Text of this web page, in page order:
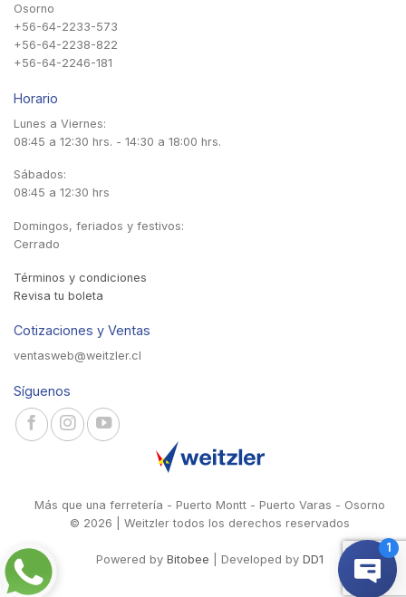
Osorno
+56-64-2233-573
+56-64-2238-822
+56-64-2246-181
Horario
Lunes a Viernes:
08:45 a 12:30 hrs. - 14:30 a 18:00 hrs.
Sábados:
08:45 a 12:30 hrs
Domingos, feriados y festivos:
Cerrado
Términos y condiciones
Revisa tu boleta
Cotizaciones y Ventas
ventasweb@weitzler.cl
Síguenos
Más que una ferretería - Puerto Montt - Puerto Varas - Osorno
© 2026 | Weitzler todos los derechos reservados
Powered by Bitobee | Developed by DD1